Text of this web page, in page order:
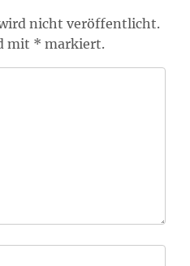
nicht veröffentlicht.
mit * markiert.